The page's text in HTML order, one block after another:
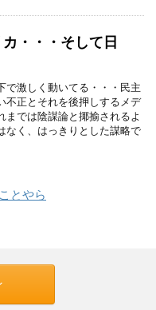
・・・そして日
で激しく動いてる・・・民主
不正とそれを後押しするメデ
までは陰謀論と揶揄されるよ
なく、はっきりとした謀略で
とやら
ン